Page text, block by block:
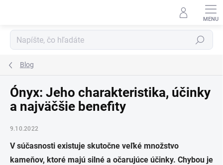
Hľadať
Blog
Ónyx: Jeho charakteristika, účinky
a najväčšie benefity
9.10.2022
V súčasnosti existuje skutočne veľké množstvo
kameňov, ktoré majú silné a očarujúce účinky. Chybou je